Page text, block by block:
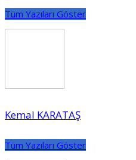
Tüm Yazıları Göster
Kemal KARATAŞ
Tüm Yazıları Göster